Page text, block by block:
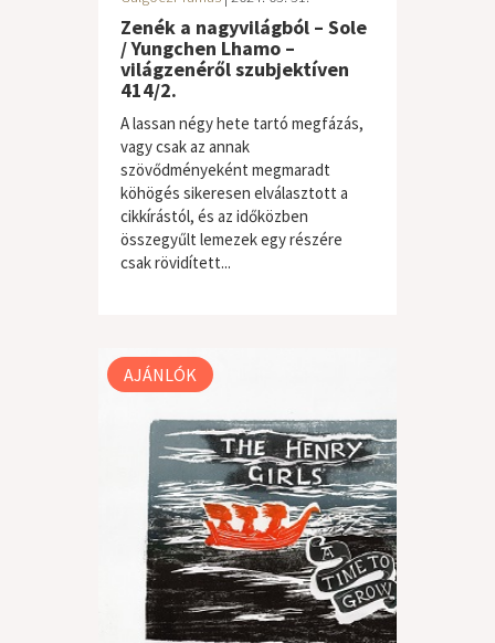
Zenék a nagyvilágból – Sole
/ Yungchen Lhamo –
világzenéről szubjektíven
414/2.
A lassan négy hete tartó megfázás,
vagy csak az annak
szövődményeként megmaradt
köhögés sikeresen elválasztott a
cikkírástól, és az időközben
összegyűlt lemezek egy részére
csak rövidített...
világzene / folk
AJÁNLÓK